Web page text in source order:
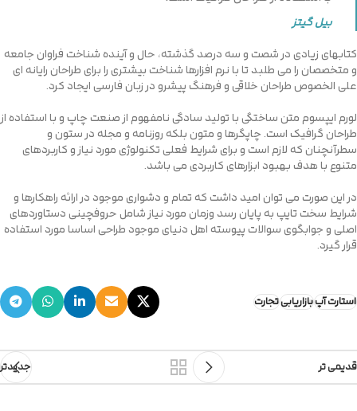
بیل گیتز
کتابهای زیادی در شصت و سه درصد گذشته، حال و آینده شناخت فراوان جامعه
و متخصصان را می طلبد تا با نرم افزارها شناخت بیشتری را برای طراحان رایانه ای
علی الخصوص طراحان خلاقی و فرهنگ پیشرو در زبان فارسی ایجاد کرد.
لورم ایپسوم متن ساختگی با تولید سادگی نامفهوم از صنعت چاپ و با استفاده از
طراحان گرافیک است. چاپگرها و متون بلکه روزنامه و مجله در ستون و
سطرآنچنان که لازم است و برای شرایط فعلی تکنولوژی مورد نیاز و کاربردهای
متنوع با هدف بهبود ابزارهای کاربردی می باشد.
در این صورت می توان امید داشت که تمام و دشواری موجود در ارائه راهکارها و
شرایط سخت تایپ به پایان رسد وزمان مورد نیاز شامل حروفچینی دستاوردهای
اصلی و جوابگوی سوالات پیوسته اهل دنیای موجود طراحی اساسا مورد استفاده
قرار گیرد.
استارت آپبازاریابیتجارت
جدیدتر قدیمی تر